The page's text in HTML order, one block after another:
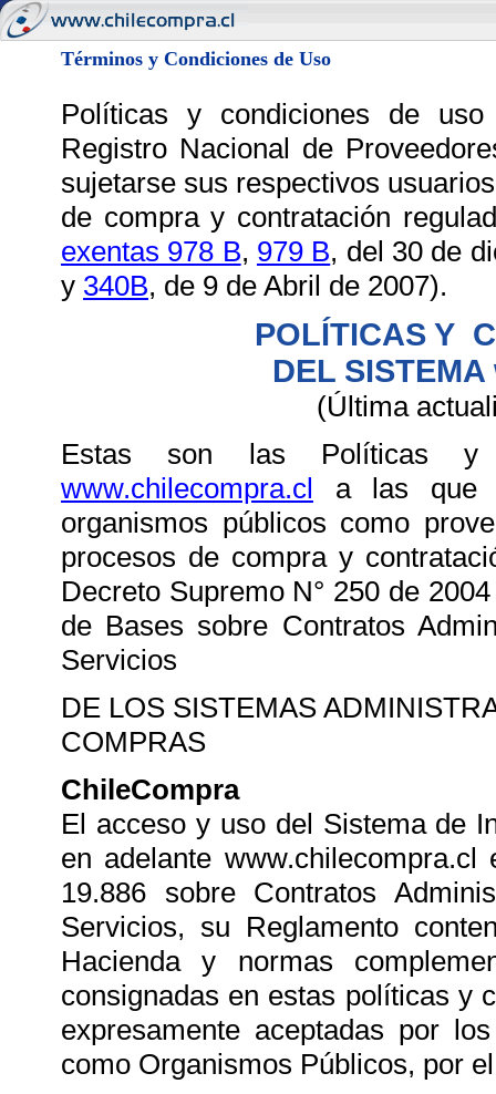
Términos y Condiciones de Uso
Políticas y condiciones de
Registro Nacional de
sujetarse sus respectivos
de compra y contratación
exentas 978 B, 979 B, del 30 de
y 340B, de 9 de Abril de 2007).
POLÍTICAS Y
DEL
(Última
Estas son las Políticas y
www.chilecompra.cl a las que
organismos públicos como
procesos de compra y
Decreto Supremo N° 250 de
de Bases sobre Contratos
Servicios
DE LOS SISTEMAS
COMPRAS
ChileCompra
El acceso y uso del Sistema de
en adelante
19.886 sobre Contratos
Servicios, su Reglamento
Hacienda y normas
consignadas en estas políticas y
expresamente aceptadas por
como Organismos Públicos, por